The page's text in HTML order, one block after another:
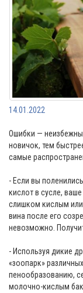
14.01.2022
Ошибки —
новичок, тем
самые
- Если вы
кислот в сусле,
слишком кислым
вина после его
невозможно.
- Используя дикие
«зоопарк»
пенообразованию,
молочно-кислым